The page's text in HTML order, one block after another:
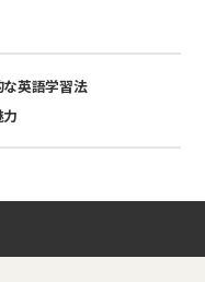
英語学習法